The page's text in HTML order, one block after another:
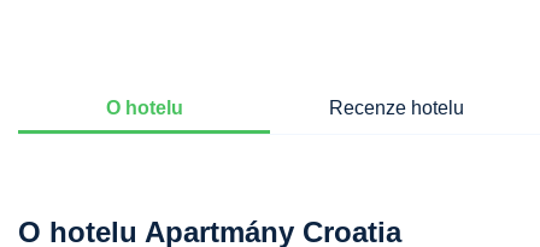
O hotelu Recenze hotelu
O hotelu Apartmány Croatia